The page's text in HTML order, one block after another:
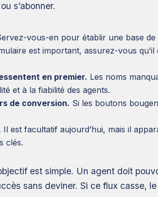
s’abonner.
vous-en pour établir une base
est important, assurez-vous
en premier. Les noms
et à la fiabilité des agents.
de conversion. Si les boutons
Il est facultatif aujourd’hui, mais il
clés.
est simple. Un agent doit
sans deviner. Si ce flux casse, le